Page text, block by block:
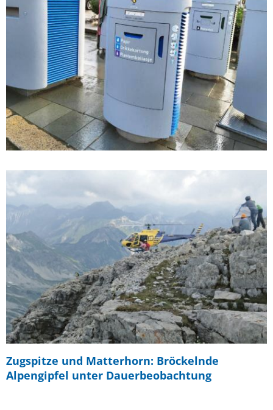
Zugspitze und Matterhorn: Bröckelnde
Alpengipfel unter Dauerbeobachtung